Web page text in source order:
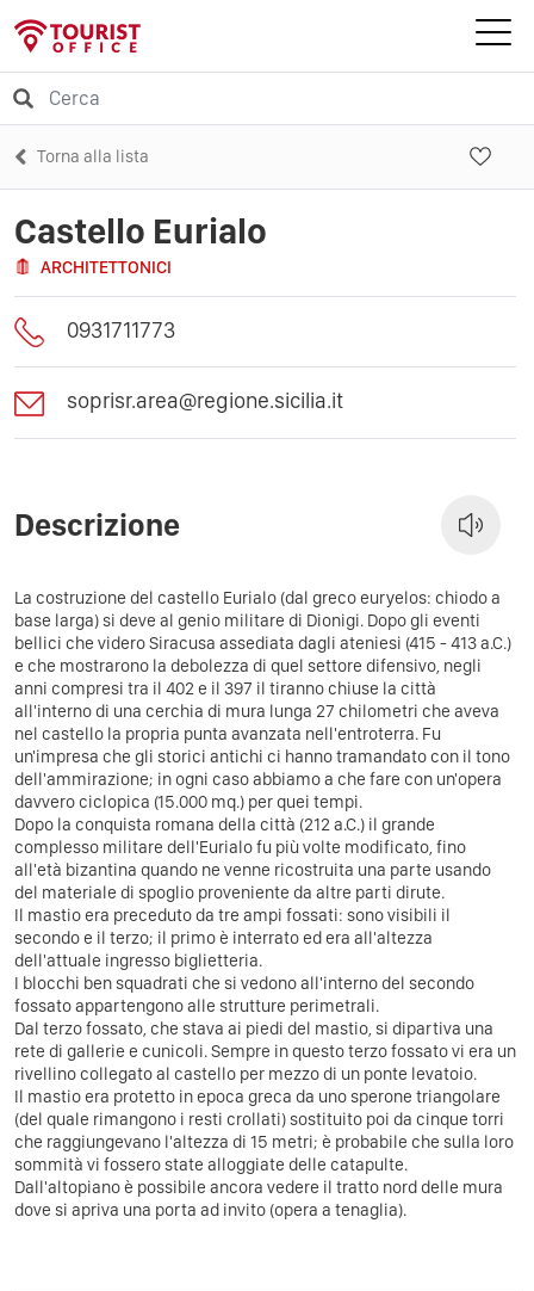
Torna alla lista
Castello Eurialo
ARCHITETTONICI
0931711773
soprisr.area@regione.sicilia.it
Descrizione
La costruzione del castello Eurialo (dal greco euryelos: chiodo a
base larga) si deve al genio militare di Dionigi. Dopo gli eventi
bellici che videro Siracusa assediata dagli ateniesi (415 - 413 a.C.)
e che mostrarono la debolezza di quel settore difensivo, negli
anni compresi tra il 402 e il 397 il tiranno chiuse la città
all'interno di una cerchia di mura lunga 27 chilometri che aveva
nel castello la propria punta avanzata nell'entroterra. Fu
un'impresa che gli storici antichi ci hanno tramandato con il tono
dell'ammirazione; in ogni caso abbiamo a che fare con un'opera
davvero ciclopica (15.000 mq.) per quei tempi.
Dopo la conquista romana della città (212 a.C.) il grande
complesso militare dell'Eurialo fu più volte modificato, fino
all'età bizantina quando ne venne ricostruita una parte usando
del materiale di spoglio proveniente da altre parti dirute.
Il mastio era preceduto da tre ampi fossati: sono visibili il
secondo e il terzo; il primo è interrato ed era all'altezza
dell'attuale ingresso biglietteria.
I blocchi ben squadrati che si vedono all'interno del secondo
fossato appartengono alle strutture perimetrali.
Dal terzo fossato, che stava ai piedi del mastio, si dipartiva una
rete di gallerie e cunicoli. Sempre in questo terzo fossato vi era un
rivellino collegato al castello per mezzo di un ponte levatoio.
Il mastio era protetto in epoca greca da uno sperone triangolare
(del quale rimangono i resti crollati) sostituito poi da cinque torri
che raggiungevano l'altezza di 15 metri; è probabile che sulla loro
sommità vi fossero state alloggiate delle catapulte.
Dall'altopiano è possibile ancora vedere il tratto nord delle mura
dove si apriva una porta ad invito (opera a tenaglia).